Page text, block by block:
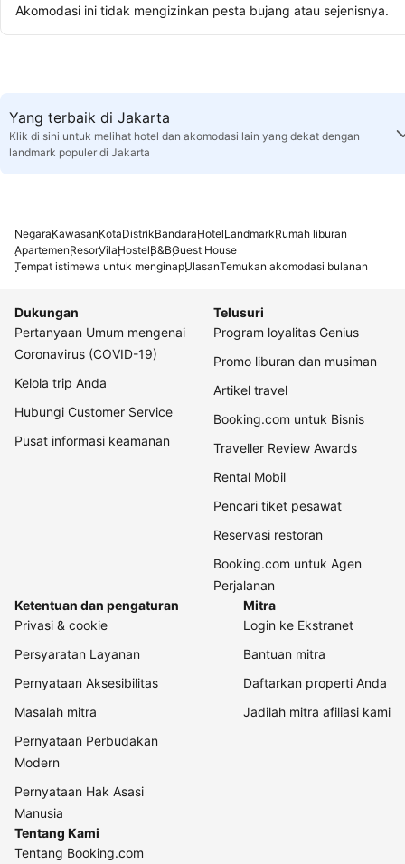
Akomodasi ini tidak mengizinkan pesta bujang atau sejenisnya.
Yang terbaik di Jakarta
Klik di sini untuk melihat hotel dan akomodasi lain yang dekat dengan
landmark populer di Jakarta
NegaraKawasanKotaDistrikBandaraHotelLandmarkRumah liburan
ApartemenResorVilaHostelB&BGuest House
Tempat istimewa untuk menginapUlasanTemukan akomodasi bulanan
Dukungan
Pertanyaan Umum mengenai
Coronavirus (COVID-19)
Kelola trip Anda
Hubungi Customer Service
Pusat informasi keamanan
Telusuri
Program loyalitas Genius
Promo liburan dan musiman
Artikel travel
Booking.com untuk Bisnis
Traveller Review Awards
Rental Mobil
Pencari tiket pesawat
Reservasi restoran
Booking.com untuk Agen
Perjalanan
Ketentuan dan pengaturan
Privasi & cookie
Persyaratan Layanan
Pernyataan Aksesibilitas
Masalah mitra
Pernyataan Perbudakan
Modern
Pernyataan Hak Asasi
Manusia
Mitra
Login ke Ekstranet
Bantuan mitra
Daftarkan properti Anda
Jadilah mitra afiliasi kami
Tentang Kami
Tentang Booking.com